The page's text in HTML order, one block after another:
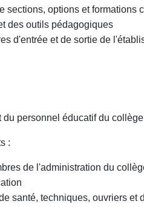
sections, options et
des outils pédagogiques
d'entrée et de sortie de
du personnel éducatif du
:
de l'administration du
santé, techniques, ouvriers et